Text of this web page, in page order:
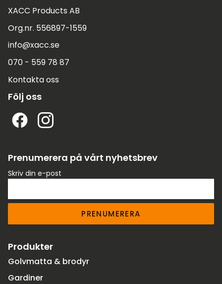
XACC Products AB
Org.nr. 556897-1559
info@xacc.se
070 - 559 78 87
Kontakta oss
Följ oss
Prenumerera på vårt nyhetsbrev
Skriv din e-post
PRENUMERERA
Produkter
Golvmatta & brodyr
Gardiner